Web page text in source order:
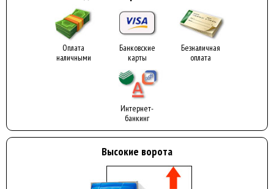
Оплата
наличными
Банковские
карты
Безналичная
оплата
Интернет-
банкинг
Высокие ворота